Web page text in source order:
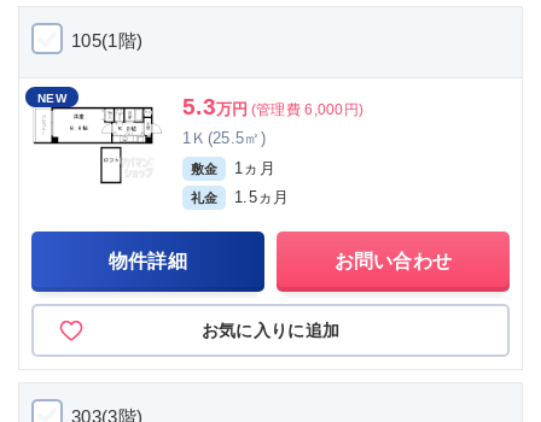
105(1階)
NEW 5.3万円 (管理費 6,000円)
1Ｋ(25.5㎡)
敷金 1ヵ月
礼金 1.5ヵ月
物件詳細 お問い合わせ
お気に入りに追加
303(3階)